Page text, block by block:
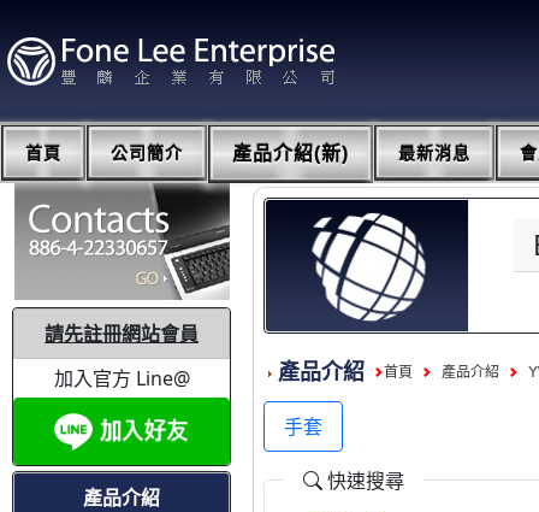
首頁 公司簡介 產品介紹(新) 最新消息
請先註冊網站會員
加入官方 Line@
產品介紹
產品介紹 首頁 產品介紹
手套
快速搜尋